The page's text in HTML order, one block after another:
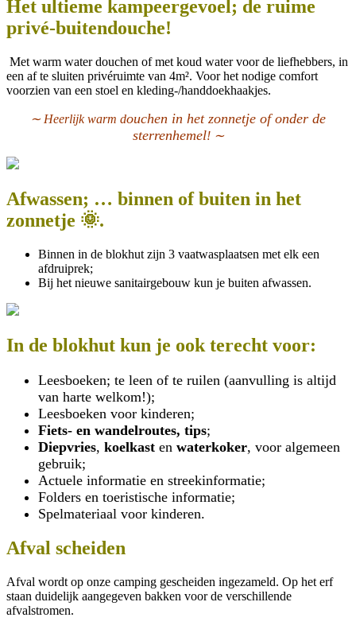
Het ultieme kampeergevoel; de ruime
privé-buitendouche!
Met warm water douchen of met koud water voor de liefhebbers, in
een af te sluiten privéruimte van 4m². Voor het nodige comfort
voorzien van een stoel en kleding-/handdoekhaakjes.
∼ Heerlijk warm douchen in het zonnetje of onder de
sterrenhemel! ∼
Afwassen; … binnen of buiten in het
zonnetje 🌞.
Binnen in de blokhut zijn 3 vaatwasplaatsen met elk een
afdruiprek;
Bij het nieuwe sanitairgebouw kun je buiten afwassen.
In de blokhut kun je ook terecht voor:
Leesboeken; te leen of te ruilen (aanvulling is altijd
van harte welkom!);
Leesboeken voor kinderen;
Fiets- en wandelroutes, tips;
Diepvries, koelkast en waterkoker, voor algemeen
gebruik;
Actuele informatie en streekinformatie;
Folders en toeristische informatie;
Spelmateriaal voor kinderen.
Afval scheiden
Afval wordt op onze camping gescheiden ingezameld. Op het erf
staan duidelijk aangegeven bakken voor de verschillende
afvalstromen.